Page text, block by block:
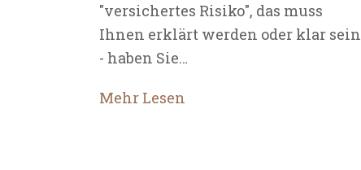
"versichertes Risiko", das muss
Ihnen erklärt werden oder klar sein
- haben Sie…
Mehr Lesen